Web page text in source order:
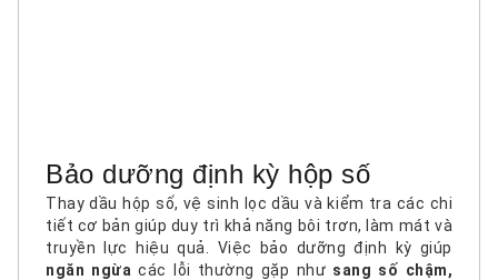
Bảo dưỡng định kỳ hộp số
Thay dầu hộp số, vệ sinh lọc dầu và kiểm tra các chi
tiết cơ bản giúp duy trì khả năng bôi trơn, làm mát và
truyền lực hiệu quả. Việc bảo dưỡng định kỳ giúp
ngăn ngừa các lỗi thường gặp như sang số chậm,